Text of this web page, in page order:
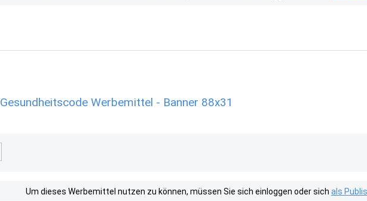
Gesundheitscode Werbemittel - Banner 88x31
Um dieses Werbemittel nutzen zu können, müssen Sie sich einloggen oder sich als